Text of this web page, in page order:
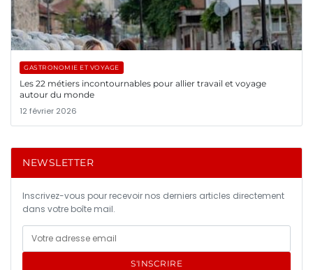
GASTRONOMIE ET VOYAGE
Les 22 métiers incontournables pour allier travail et voyage
autour du monde
12 février 2026
NEWSLETTER
Inscrivez-vous pour recevoir nos derniers articles directement
dans votre boîte mail.
S'INSCRIRE